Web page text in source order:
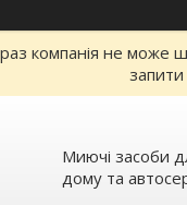
компанія не
Миючi засоби
дому та